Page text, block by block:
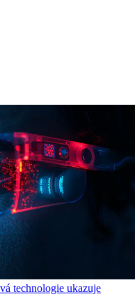
technologie ukazuje